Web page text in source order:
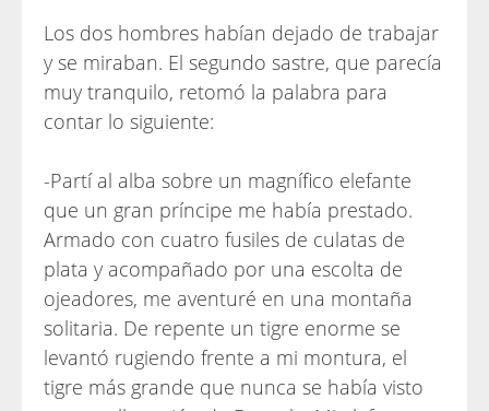
Los dos hombres habían dejado de trabajar
y se miraban. El segundo sastre, que parecía
muy tranquilo, retomó la palabra para
contar lo siguiente:
-Partí al alba sobre un magnífico elefante
que un gran príncipe me había prestado.
Armado con cuatro fusiles de culatas de
plata y acompañado por una escolta de
ojeadores, me aventuré en una montaña
solitaria. De repente un tigre enorme se
levantó rugiendo frente a mi montura, el
tigre más grande que nunca se había visto